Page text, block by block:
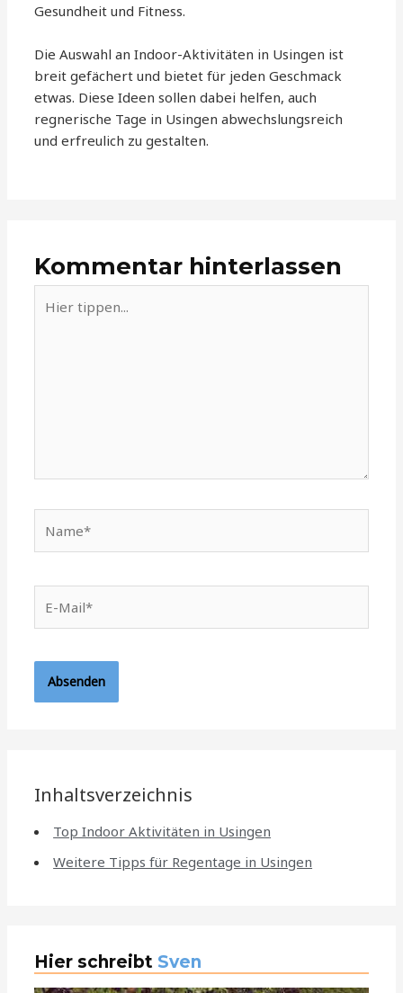
Gesundheit und Fitness.
Die Auswahl an Indoor-Aktivitäten in Usingen ist
breit gefächert und bietet für jeden Geschmack
etwas. Diese Ideen sollen dabei helfen, auch
regnerische Tage in Usingen abwechslungsreich
und erfreulich zu gestalten.
Kommentar hinterlassen
tippen...
Mail*
Inhaltsverzeichnis
Top Indoor Aktivitäten in Usingen
Weitere Tipps für Regentage in Usingen
Hier schreibt Sven